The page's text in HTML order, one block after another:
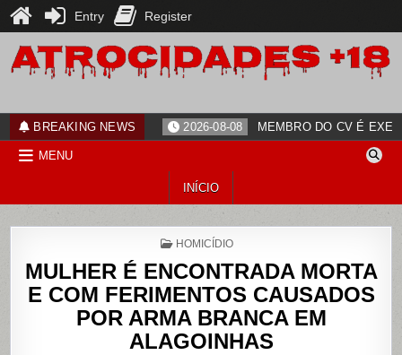
content
BREAKING NEWS 2026-08-08 MEMBRO DO CV É
MENU
INÍCIO
POSTED
HOMICÍDIO
MULHER É ENCONTRADA MORTA
E COM FERIMENTOS CAUSADOS
POR ARMA BRANCA EM
ALAGOINHAS
Entry Register